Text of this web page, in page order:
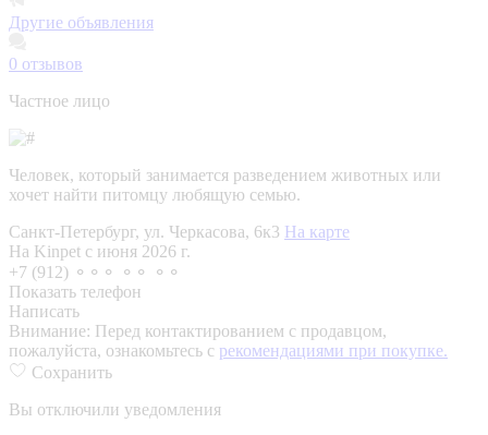
Другие объявления
0 отзывов
Частное лицо
Человек, который занимается разведением животных или
хочет найти питомцу любящую семью.
Санкт-Петербург, ул. Черкасова, 6к3 На карте
На Kinpet c июня 2026 г.
+7 (912) ⚬⚬⚬ ⚬⚬ ⚬⚬
Показать телефон
Написать
Внимание: Перед контактированием с продавцом,
пожалуйста, ознакомьтесь с рекомендациями при покупке.
Сохранить
Вы отключили уведомления